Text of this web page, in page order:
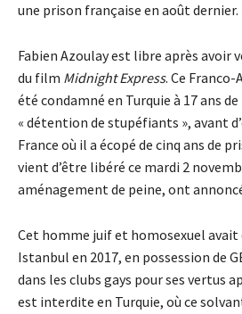
une prison française en août dernier.
Fabien Azoulay est libre après avoir
du film Midnight Express. Ce Franco-
été condamné en Turquie à 17 ans
« détention de stupéfiants », avant
France où il a écopé de cinq ans de
vient d’être libéré ce mardi 2
aménagement de peine, ont annoncé
Cet homme juif et homosexuel
Istanbul en 2017, en possession de
dans les clubs gays pour ses vertus
est interdite en Turquie, où ce